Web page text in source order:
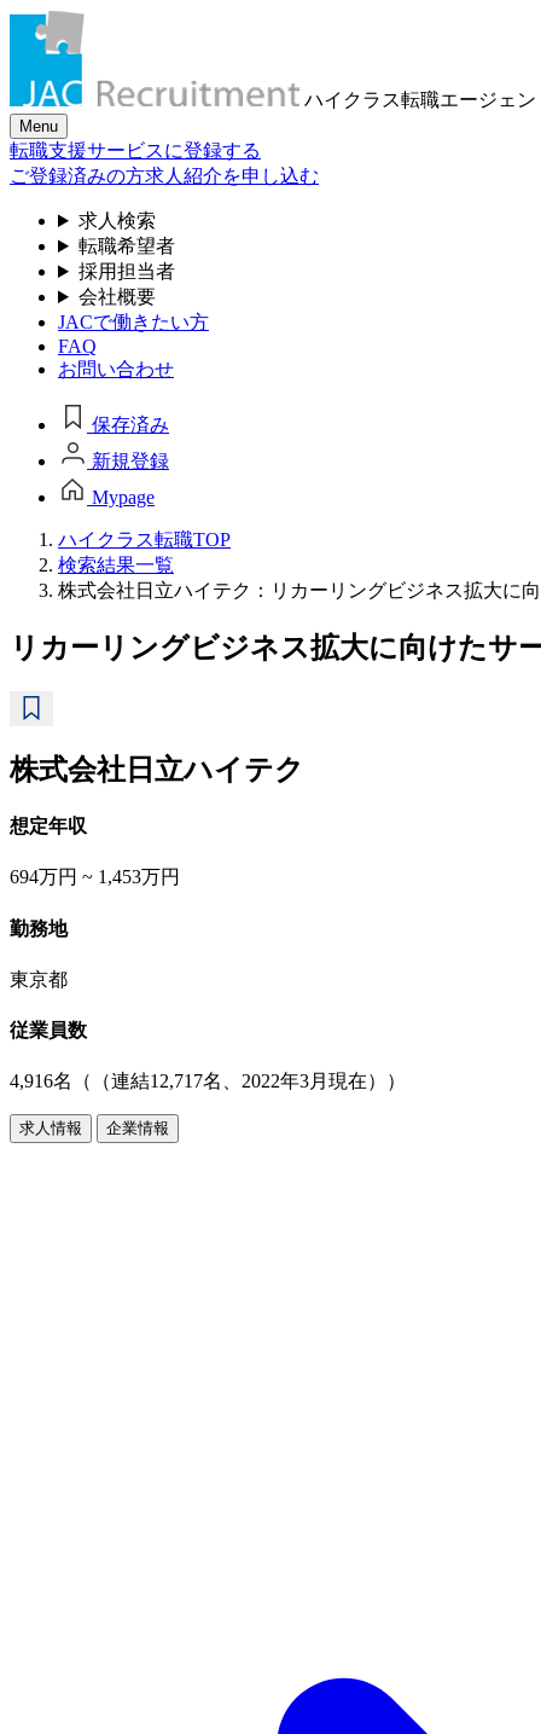
ハイクラス転職エージェン
Menu
転職支援サービスに登録する
ご登録済みの方求人紹介を申し込む
求人検索
転職希望者
採用担当者
会社概要
JACで働きたい方
FAQ
お問い合わせ
保存済み
新規登録
Mypage
ハイクラス転職TOP
検索結果一覧
株式会社日立ハイテク：リカーリングビジネス拡大に
リカーリングビジネス拡大に向けたサ
株式会社日立ハイテク
想定年収
694万円 ~ 1,453万円
勤務地
東京都
従業員数
4,916名（（連結12,717名、2022年3月現在））
求人情報 企業情報